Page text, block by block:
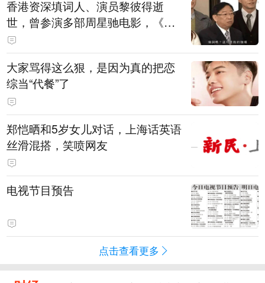
香港资深填词人、演员黎彼得逝
世，曾参演多部周星驰电影，《财
神到》由他填词
大家骂得这么狠，是因为真的把恋
综当“代餐”了
郑恺晒和5岁女儿对话，上海话英语
丝滑混搭，笑喷网友
电视节目预告
点击查看更多